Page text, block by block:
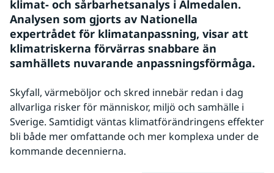
klimat- och sårbarhetsanalys i Almedalen.
Analysen som gjorts av Nationella
expertrådet för klimatanpassning, visar att
klimatriskerna förvärras snabbare än
samhällets nuvarande anpassningsförmåga.
Skyfall, värmeböljor och skred innebär redan i dag
allvarliga risker för människor, miljö och samhälle i
Sverige. Samtidigt väntas klimatförändringens effekter
bli både mer omfattande och mer komplexa under de
kommande decennierna.